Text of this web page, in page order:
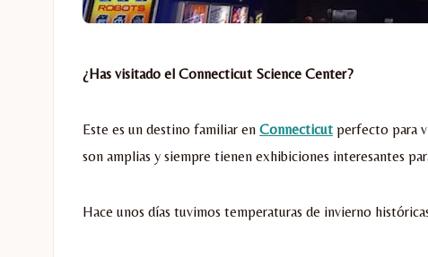
¿Has visitado el Connecticut Science Center?
Este es un destino familiar en Connecticut perfecto para
son amplias y siempre tienen exhibiciones interesantes
Hace unos días tuvimos temperaturas de invierno